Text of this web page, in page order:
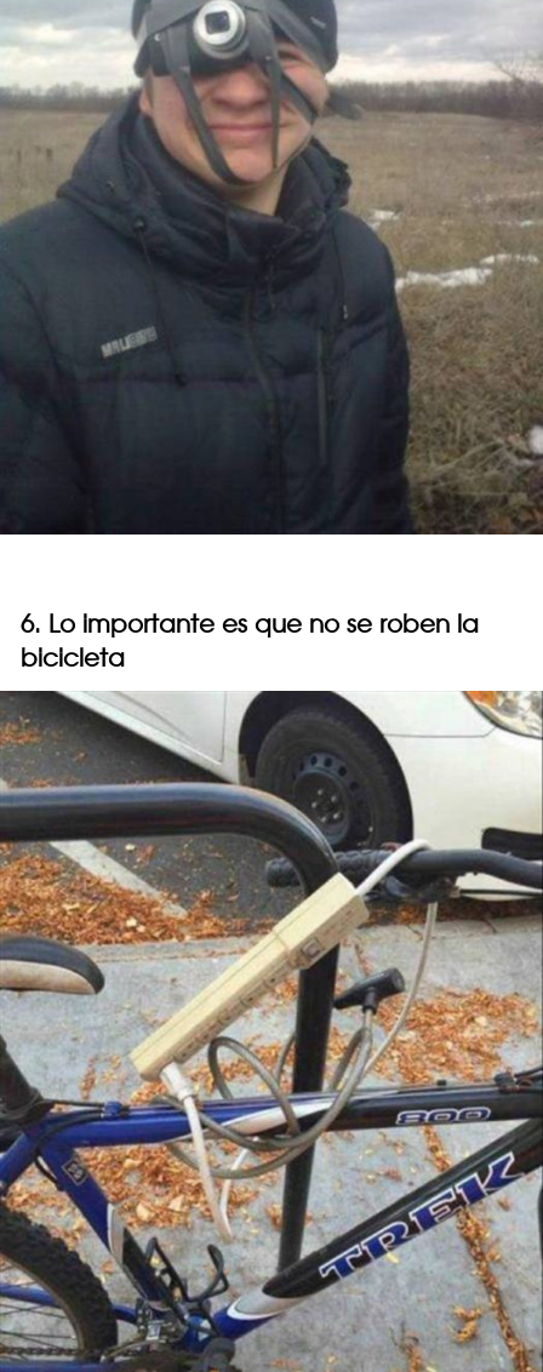
6. Lo importante es que no se roben la
bicicleta